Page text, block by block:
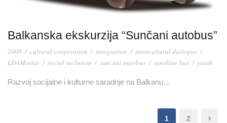
Balkanska ekskurzija “Sunčani autobus”
2008 / cultural cooperation / integration / intercultural dialogue /
LDAMostar / social inclusion / suncani autobus / sunshine bus / youth
Razvoj socijalne i kulturne saradnje na Balkanu…
1 2